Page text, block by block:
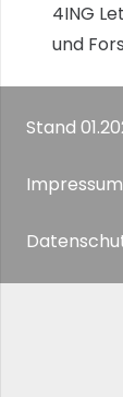
4ING
und
Stand
Impressum